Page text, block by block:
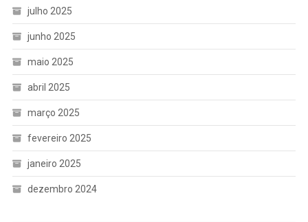
julho 2025
junho 2025
maio 2025
abril 2025
março 2025
fevereiro 2025
janeiro 2025
dezembro 2024